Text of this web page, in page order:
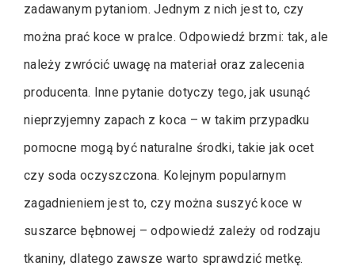
zadawanym pytaniom. Jednym z nich jest to, czy
można prać koce w pralce. Odpowiedź brzmi: tak, ale
należy zwrócić uwagę na materiał oraz zalecenia
producenta. Inne pytanie dotyczy tego, jak usunąć
nieprzyjemny zapach z koca – w takim przypadku
pomocne mogą być naturalne środki, takie jak ocet
czy soda oczyszczona. Kolejnym popularnym
zagadnieniem jest to, czy można suszyć koce w
suszarce bębnowej – odpowiedź zależy od rodzaju
tkaniny, dlatego zawsze warto sprawdzić metkę.